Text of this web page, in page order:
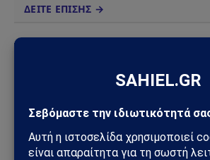
ΔΕΙΤΕ ΕΠΙΣΗΣ →